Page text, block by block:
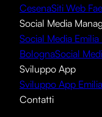
CesenaSiti Web
Social Media
Social Media Emilia
BolognaSocial
Sviluppo App
Sviluppo App
Contatti